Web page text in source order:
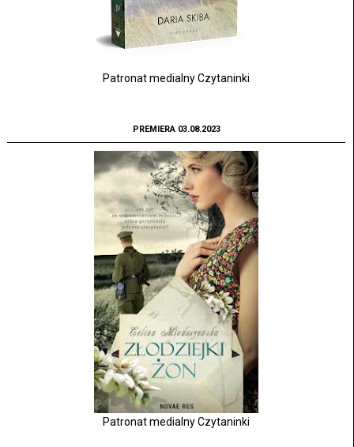
Patronat medialny Czytaninki
PREMIERA 03.08.2023
Patronat medialny Czytaninki